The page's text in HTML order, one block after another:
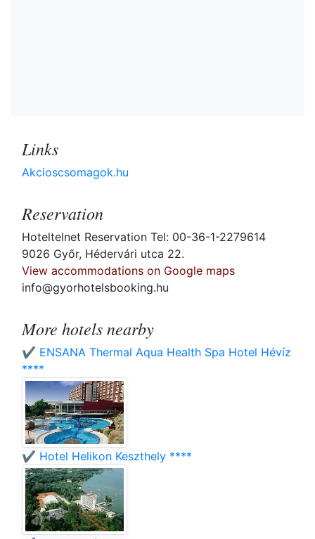
Links
Akcioscsomagok.hu
Reservation
Hoteltelnet Reservation Tel: 00-36-1-2279614
9026 Győr, Hédervári utca 22.
View accommodations on Google maps
info@gyorhotelsbooking.hu
More hotels nearby
✔️ ENSANA Thermal Aqua Health Spa Hotel Hévíz
****
✔️ Hotel Helikon Keszthely ****